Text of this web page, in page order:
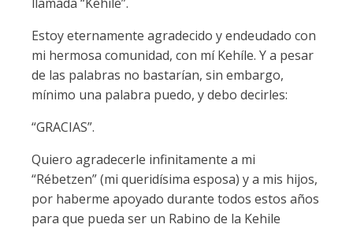
Estoy eternamente agradecido y endeudado con
mi hermosa comunidad, con mí Kehíle. Y a pesar
de las palabras no bastarían, sin embargo,
mínimo una palabra puedo, y debo decirles:
“GRACIAS”.
Quiero agradecerle infinitamente a mi
“Rébetzen” (mi queridísima esposa) y a mis hijos,
por haberme apoyado durante todos estos años
para que pueda ser un Rabino de la Kehile